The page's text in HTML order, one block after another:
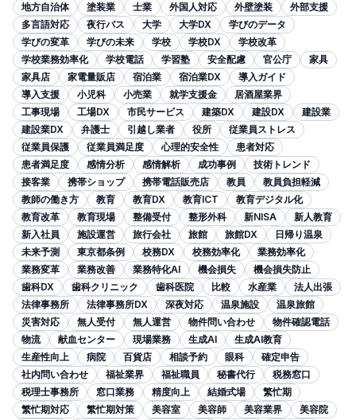
地方自治体
塗装業 士業 外国人対応 外壁塗装
外部支援
多言語対応
夜行バス 大学 大学DX
学びのデータ
学びの変革
学びの未来 学校 学校DX
学校改革
学校業務効率化
学校電話 学習塾 安全配慮 官公庁
家具
家具店
家電量販店 宿泊業 宿泊業DX
導入ガイド
導入支援
小児科 小売業 就学支援金
居酒屋業界
工事現場
工場DX 市民サービス 建築DX 建設DX
建設業
建設業DX
弁護士 引越し業者 役所
従業員ストレス
従業員保護
従業員満足度 心理的安全性
患者対応
患者満足度
感情分析 感情解析 成功事例
技術トレンド
接客業
携帯ショップ 携帯電話販売店 教員
教員負担軽減
教師の働き方
教育 教育DX 教育ICT
教育デジタル化
教育改革
教育現場 整備受付 整形外科 新NISA
新人教育
新入社員
施設運営 旅行会社 旅館 旅館DX
日帰り温泉
未来予測
東京都条例 校務DX 校務効率化
業務効率化
業務変革
業務改善 業務特化AI 機会損失
機会損失防止
歯科DX
歯科クリニック 歯科医院 比較 水産業
法人出張
法律事務所
法律事務所DX 深夜対応 温泉施設
温泉旅館
災害対応
無人受付 無人運営 物件問い合わせ
物件確認電話
物流
献血センター 現場業務 生成AI
生成AI教育
生産性向上
病院 百貨店 相談予約 眼科
確定申告
社内問い合わせ
福祉業界 福祉職員 秘書代行
税務窓口
税理士事務所
窓口業務 精度向上 結婚式場
繁忙期
繁忙期対応
繁忙期対策 美容室 美容師 美容業界
美容院